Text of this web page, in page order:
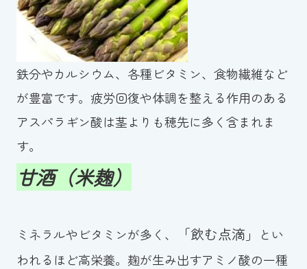
鉄分やカルシウム、各種ビタミン、食物繊維など
が豊富です。疲労回復や体調を整える作用のある
アスパラギン酸は茎よりも穂先に多く含まれま
す。
甘酒（米麹）
ミネラルやビタミンが多く、 「飲む点滴」
とい
われるほど高栄養。麹が生み出すアミノ酸の一種